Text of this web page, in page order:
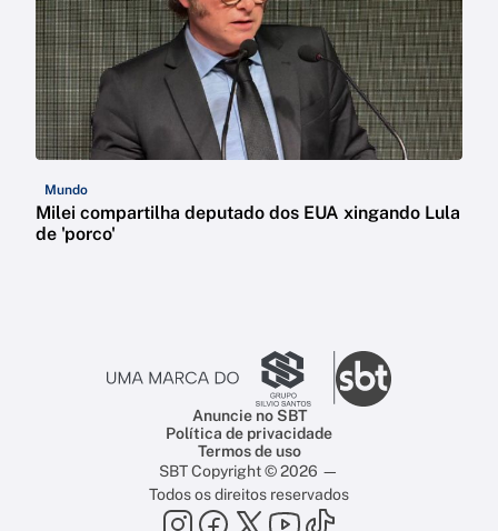
Mundo
Milei compartilha deputado dos EUA xingando Lula
de 'porco'
Anuncie no SBT
Política de privacidade
Termos de uso
SBT Copyright © 2026 —
Todos os direitos reservados